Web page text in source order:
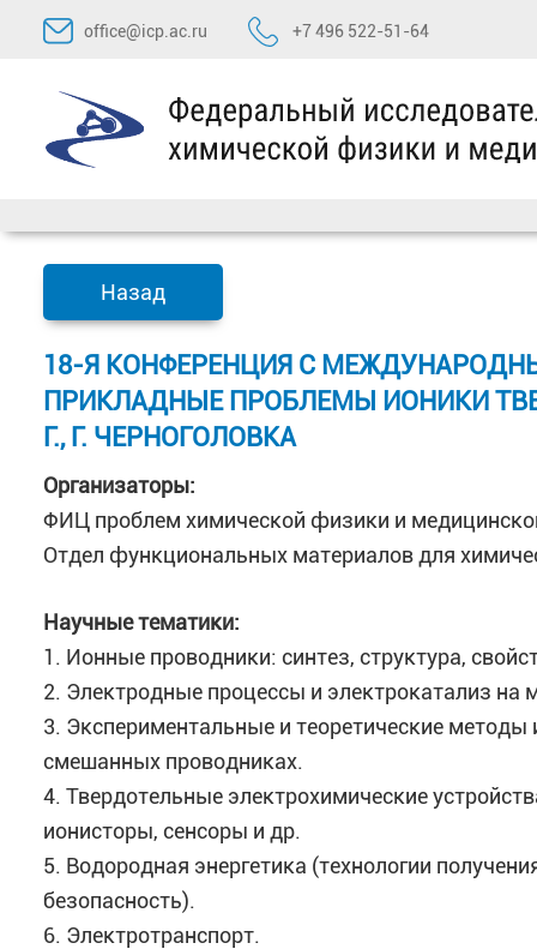
Перейти
содержимому
office@icp.ac.ru +7 496 522-51-64
Назад
18-Я КОНФЕРЕНЦИЯ С
ПРИКЛАДНЫЕ ПРОБЛЕМЫ ИОНИКИ
Г., Г. ЧЕРНОГОЛОВКА
Организаторы:
ФИЦ проблем химической физики и
Отдел функциональных материалов для
Научные тематики:
1. Ионные проводники: синтез, структура,
2. Электродные процессы и электрокатализ
3. Экспериментальные и теоретические
смешанных проводниках.
4. Твердотельные электрохимические
ионисторы, сенсоры и др.
5. Водородная энергетика (технологии
безопасность).
6. Электротранспорт.